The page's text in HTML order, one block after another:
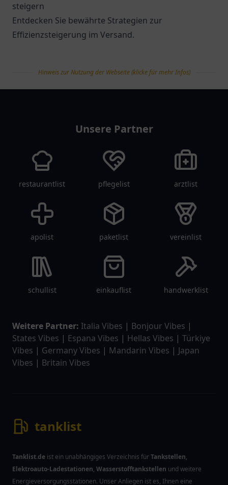
steigern
Entdecken Sie bewährte Strategien zur
Effizienzsteigerung im Versand.
Hinweis zur Nutzung der Webseite (klicke für mehr Infos)
Unsere Partner
restaurantlist pflegelist arztlist
apolist paketlist vereinlist
schullist einkauflist handwerklist
Weitere Partner: Italia Vibes | Bonjour Vibes |
States Vibes | Espana Vibes | Hellas Vibes | Türkiye
Vibes | Germany Vibes | Mandarin Vibes | Japan
Vibes | Britain Vibes
tanklist
Tanklist.de ist ein unabhängiges Verzeichnis fürTankstellen,
Elektroauto-Ladestationen, Wasserstofftankstellen und weitere
Energieversorgungsstationen. Unser Anliegen ist es, Ihnen eine